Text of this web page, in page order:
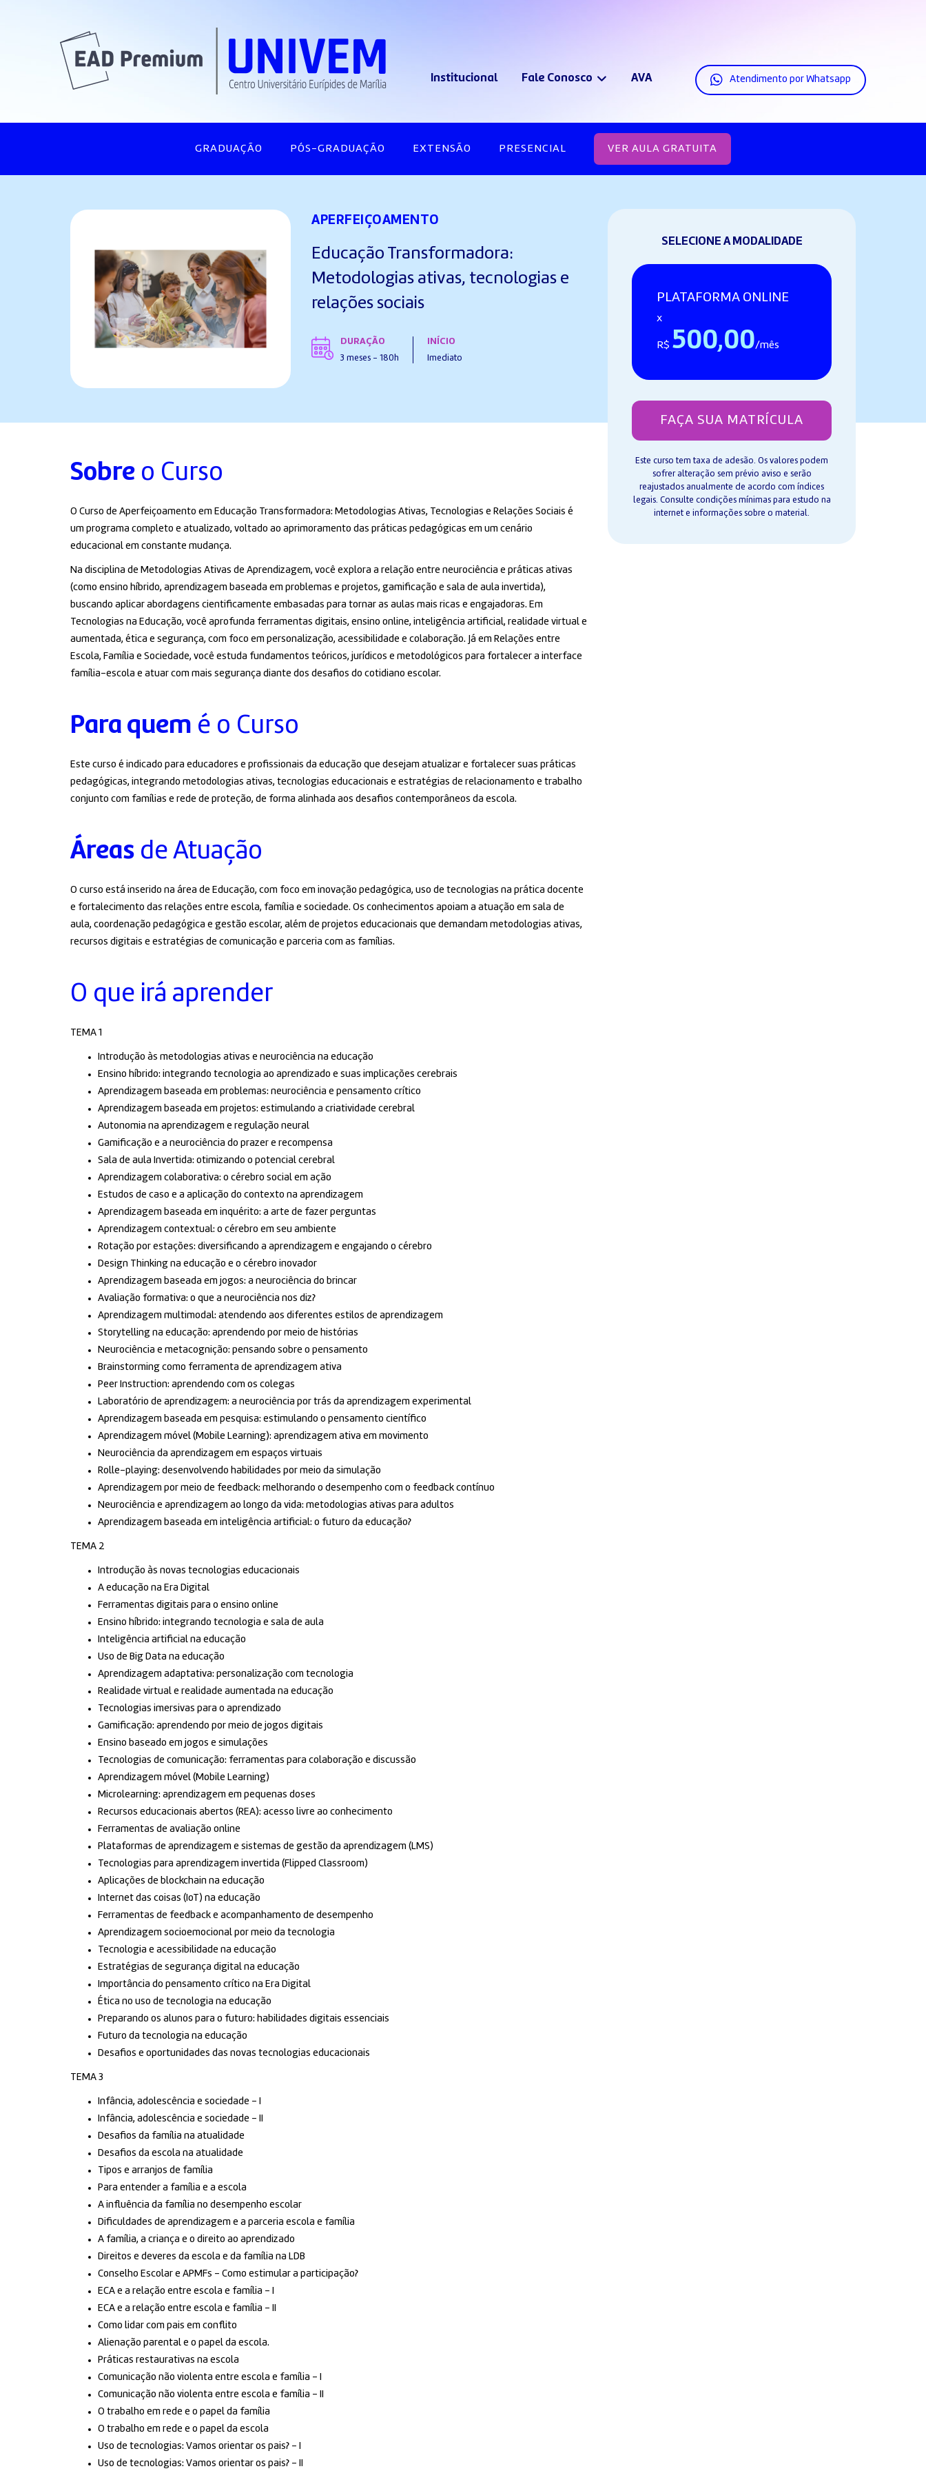
Institucional Fale Conosco AVA Atendimento por Whatsapp
GRADUAÇÃO PÓS-GRADUAÇÃO EXTENSÃO PRESENCIAL VER AULA GRATUITA
APERFEIÇOAMENTO
Educação Transformadora:
Metodologias ativas, tecnologias e
relações sociais
DURAÇÃO
3 meses - 180h
INÍCIO
Imediato
Sobre o Curso
O Curso de Aperfeiçoamento em Educação Transformadora: Metodologias Ativas, Tecnologias e Relações Sociais é
um programa completo e atualizado, voltado ao aprimoramento das práticas pedagógicas em um cenário
educacional em constante mudança.
Na disciplina de Metodologias Ativas de Aprendizagem, você explora a relação entre neurociência e práticas ativas
(como ensino híbrido, aprendizagem baseada em problemas e projetos, gamificação e sala de aula invertida),
buscando aplicar abordagens cientificamente embasadas para tornar as aulas mais ricas e engajadoras. Em
Tecnologias na Educação, você aprofunda ferramentas digitais, ensino online, inteligência artificial, realidade virtual e
aumentada, ética e segurança, com foco em personalização, acessibilidade e colaboração. Já em Relações entre
Escola, Família e Sociedade, você estuda fundamentos teóricos, jurídicos e metodológicos para fortalecer a interface
família–escola e atuar com mais segurança diante dos desafios do cotidiano escolar.
Para quem é o Curso
Este curso é indicado para educadores e profissionais da educação que desejam atualizar e fortalecer suas práticas
pedagógicas, integrando metodologias ativas, tecnologias educacionais e estratégias de relacionamento e trabalho
conjunto com famílias e rede de proteção, de forma alinhada aos desafios contemporâneos da escola.
Áreas de Atuação
O curso está inserido na área de Educação, com foco em inovação pedagógica, uso de tecnologias na prática docente
e fortalecimento das relações entre escola, família e sociedade. Os conhecimentos apoiam a atuação em sala de
aula, coordenação pedagógica e gestão escolar, além de projetos educacionais que demandam metodologias ativas,
recursos digitais e estratégias de comunicação e parceria com as famílias.
O que irá aprender
TEMA 1
Introdução às metodologias ativas e neurociência na educação
Ensino híbrido: integrando tecnologia ao aprendizado e suas implicações cerebrais
Aprendizagem baseada em problemas: neurociência e pensamento crítico
Aprendizagem baseada em projetos: estimulando a criatividade cerebral
Autonomia na aprendizagem e regulação neural
Gamificação e a neurociência do prazer e recompensa
Sala de aula Invertida: otimizando o potencial cerebral
Aprendizagem colaborativa: o cérebro social em ação
Estudos de caso e a aplicação do contexto na aprendizagem
Aprendizagem baseada em inquérito: a arte de fazer perguntas
Aprendizagem contextual: o cérebro em seu ambiente
Rotação por estações: diversificando a aprendizagem e engajando o cérebro
Design Thinking na educação e o cérebro inovador
Aprendizagem baseada em jogos: a neurociência do brincar
Avaliação formativa: o que a neurociência nos diz?
Aprendizagem multimodal: atendendo aos diferentes estilos de aprendizagem
Storytelling na educação: aprendendo por meio de histórias
Neurociência e metacognição: pensando sobre o pensamento
Brainstorming como ferramenta de aprendizagem ativa
Peer Instruction: aprendendo com os colegas
Laboratório de aprendizagem: a neurociência por trás da aprendizagem experimental
Aprendizagem baseada em pesquisa: estimulando o pensamento científico
Aprendizagem móvel (Mobile Learning): aprendizagem ativa em movimento
Neurociência da aprendizagem em espaços virtuais
Rolle-playing: desenvolvendo habilidades por meio da simulação
Aprendizagem por meio de feedback: melhorando o desempenho com o feedback contínuo
Neurociência e aprendizagem ao longo da vida: metodologias ativas para adultos
Aprendizagem baseada em inteligência artificial: o futuro da educação?
TEMA 2
Introdução às novas tecnologias educacionais
A educação na Era Digital
Ferramentas digitais para o ensino online
Ensino híbrido: integrando tecnologia e sala de aula
Inteligência artificial na educação
Uso de Big Data na educação
Aprendizagem adaptativa: personalização com tecnologia
Realidade virtual e realidade aumentada na educação
Tecnologias imersivas para o aprendizado
Gamificação: aprendendo por meio de jogos digitais
Ensino baseado em jogos e simulações
Tecnologias de comunicação: ferramentas para colaboração e discussão
Aprendizagem móvel (Mobile Learning)
Microlearning: aprendizagem em pequenas doses
Recursos educacionais abertos (REA): acesso livre ao conhecimento
Ferramentas de avaliação online
Plataformas de aprendizagem e sistemas de gestão da aprendizagem (LMS)
Tecnologias para aprendizagem invertida (Flipped Classroom)
Aplicações de blockchain na educação
Internet das coisas (IoT) na educação
Ferramentas de feedback e acompanhamento de desempenho
Aprendizagem socioemocional por meio da tecnologia
Tecnologia e acessibilidade na educação
Estratégias de segurança digital na educação
Importância do pensamento crítico na Era Digital
Ética no uso de tecnologia na educação
Preparando os alunos para o futuro: habilidades digitais essenciais
Futuro da tecnologia na educação
Desafios e oportunidades das novas tecnologias educacionais
TEMA 3
Infância, adolescência e sociedade – I
Infância, adolescência e sociedade – II
Desafios da família na atualidade
Desafios da escola na atualidade
Tipos e arranjos de família
Para entender a família e a escola
A influência da família no desempenho escolar
Dificuldades de aprendizagem e a parceria escola e família
A família, a criança e o direito ao aprendizado
Direitos e deveres da escola e da família na LDB
Conselho Escolar e APMFs – Como estimular a participação?
ECA e a relação entre escola e família – I
ECA e a relação entre escola e família – II
Como lidar com pais em conflito
Alienação parental e o papel da escola.
Práticas restaurativas na escola
Comunicação não violenta entre escola e família – I
Comunicação não violenta entre escola e família – II
O trabalho em rede e o papel da família
O trabalho em rede e o papel da escola
Uso de tecnologias: Vamos orientar os pais? – I
Uso de tecnologias: Vamos orientar os pais? – II
SELECIONE A MODALIDADE
PLATAFORMA ONLINE
x
R$ 500,00/mês
FAÇA SUA MATRÍCULA
Este curso tem taxa de adesão. Os valores podem
sofrer alteração sem prévio aviso e serão
reajustados anualmente de acordo com índices
legais. Consulte condições mínimas para estudo na
internet e informações sobre o material.